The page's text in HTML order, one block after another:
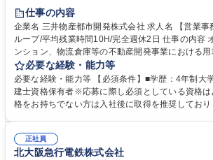
在宅OK
賞与あり
駅近5分以内
土日祝休み 寮・社宅あり
仕事の内容
企業名 三井物産都市開発株式会社 求人名 【営業事務】業務職/三井物産グ
ループ/平均残業時間10H/完全週休2日 仕事の内容 オフィスビル、賃貸マ
ンション、物流倉庫等の不動産開発事業における
貸運営、売却、仲介・活用提案等を行う営業部門に
いただきます。 【詳細】・契約書管理、契約書製本、捺印対応、ファイリ
ング、登記簿取得、調書取得・支払業務（各種費
求・支払データ登録、取引先マスター申請対応）
の他に担当頂く業務が発生する場合があります。 募集職種 【営業事務】
業務職/三井物産グループ/平均残業時間10H/完全週
必要な経験・能力等
必要な経験・能力等 【必須条件】■学歴：4年制大
建士資格保有者※応募に際し必須としている資格
格をお持ちでない方は入社後に取得を推奨してお
ション力がある方。 ・チャレンジを厭わず、粘り
方。多様な関係者と謙虚に信頼関係を構築でき、期
正社員
北大阪急行電鉄株式会社